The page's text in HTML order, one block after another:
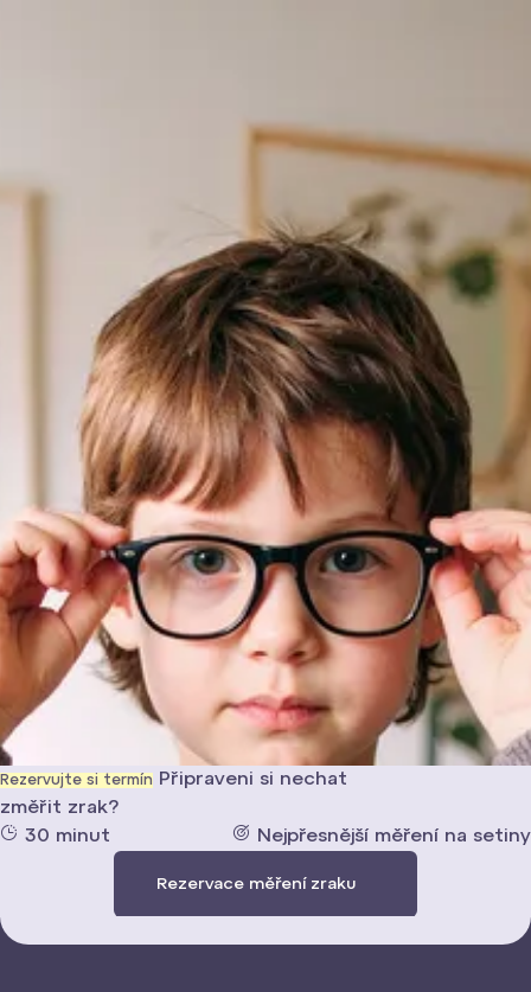
Akce
Chcete pro své dítě kvalitní brýle a zároveň koukáte na
cenu? Ke sklům Miyosmart obroučka zdarma nebo se
slevou až 2 000 Kč (v závislosti ne ceně obroučky).
Platí do 31. 8. 2026
kvalita za top cenu
V naší speciální akci získáte dětskou obrubu zdarma nebo se
slevou až 2 000 Kč při nákupu špičkových skel
MiYOSMART
která zpomalují rozvoj krátkozrakosti.
Dopřejte dětem ostrý zrak i stylové brýle za výhodnou cenu –
akce platí až do konce roku 2026!
Úplná pravidla a podmínky
Rezervujte si termín
Připraveni si nechat
změřit zrak?
30 minut
Nejpřesnější měření na setiny
Rezervace měření zraku